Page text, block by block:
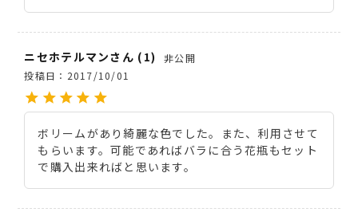
ニセホテルマン 1
非公開
投稿日
2017/10/01
ボリームがあり綺麗な色でした。また、利用させて
もらいます。可能であればバラに合う花瓶もセット
で購入出来ればと思います。